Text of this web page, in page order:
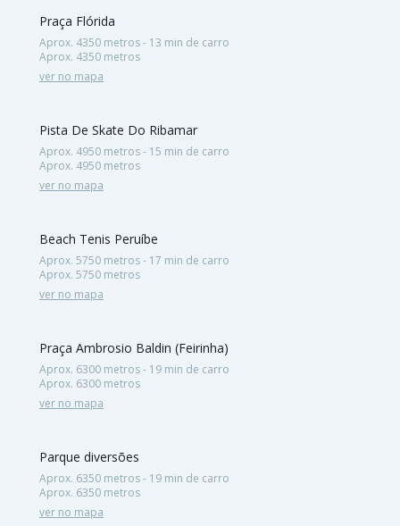
Praça Flórida
Aprox. 4350 metros - 13 min de carro
Aprox. 4350 metros
ver no mapa
Pista De Skate Do Ribamar
Aprox. 4950 metros - 15 min de carro
Aprox. 4950 metros
ver no mapa
Beach Tenis Peruíbe
Aprox. 5750 metros - 17 min de carro
Aprox. 5750 metros
ver no mapa
Praça Ambrosio Baldin (Feirinha)
Aprox. 6300 metros - 19 min de carro
Aprox. 6300 metros
ver no mapa
Parque diversões
Aprox. 6350 metros - 19 min de carro
Aprox. 6350 metros
ver no mapa